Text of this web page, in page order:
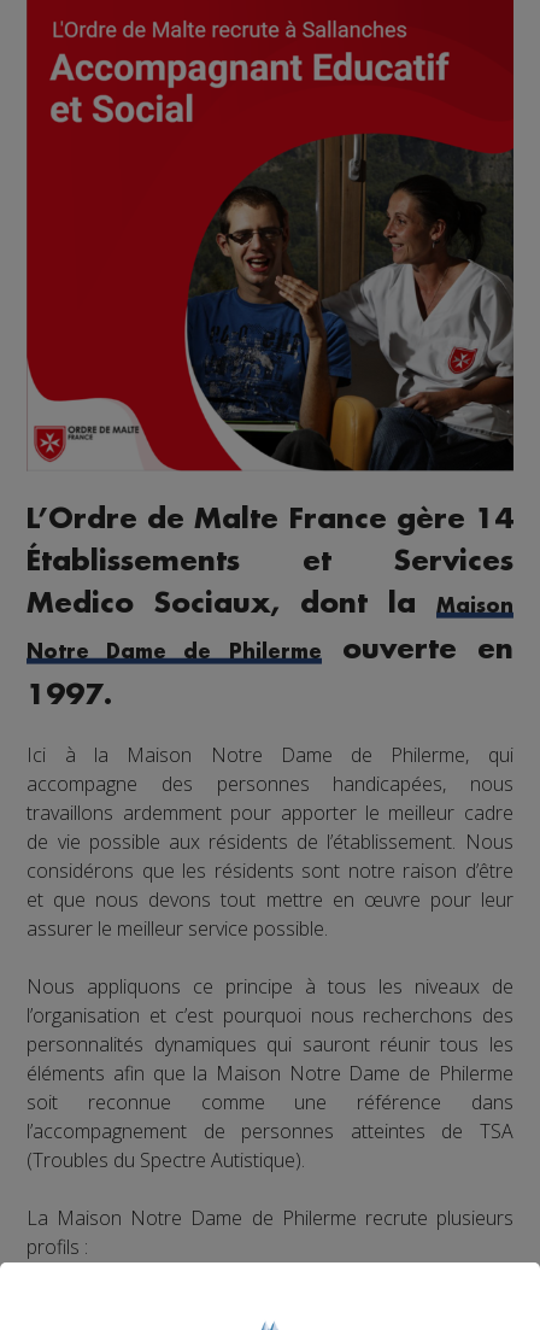
L’Ordre de Malte France gère 14
Établissements et Services
Medico Sociaux, dont la
Maison
Notre Dame de Philerme
ouverte en
1997.
Ici à la Maison Notre Dame de Philerme, qui
accompagne des personnes handicapées, nous
travaillons ardemment pour apporter le meilleur cadre
de vie possible aux résidents de l’établissement. Nous
considérons que les résidents sont notre raison d’être
et que nous devons tout mettre en œuvre pour leur
assurer le meilleur service possible.
Nous appliquons ce principe à tous les niveaux de
l’organisation et c’est pourquoi nous recherchons des
personnalités dynamiques qui sauront réunir tous les
éléments afin que la Maison Notre Dame de Philerme
soit reconnue comme une référence dans
l’accompagnement de personnes atteintes de TSA
(Troubles du Spectre Autistique).
La Maison Notre Dame de Philerme recrute plusieurs
profils :